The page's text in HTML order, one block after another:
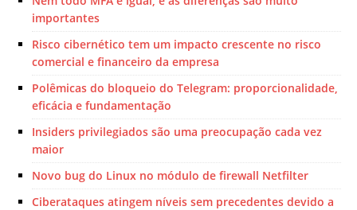
importantes
Risco cibernético tem um impacto crescente no risco
comercial e financeiro da empresa
Polêmicas do bloqueio do Telegram: proporcionalidade,
eficácia e fundamentação
Insiders privilegiados são uma preocupação cada vez
maior
Novo bug do Linux no módulo de firewall Netfilter
Ciberataques atingem níveis sem precedentes devido a